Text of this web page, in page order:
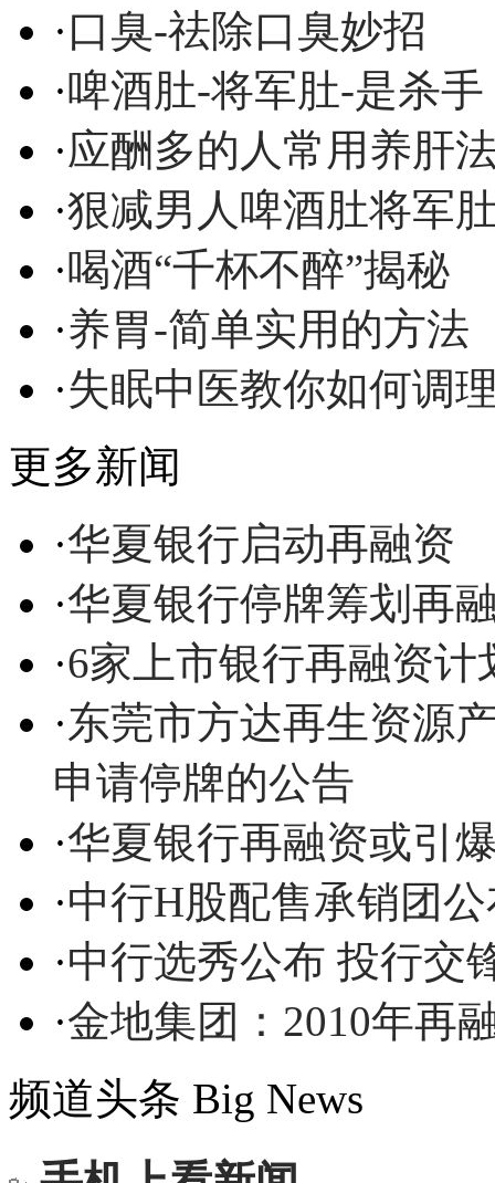
·口臭-祛除口臭妙招
·啤酒肚-将军肚-是杀手
·应酬多的人常用养肝
·狠减男人啤酒肚将军
·喝酒“千杯不醉”揭秘
·养胃-简单实用的方法
·失眠中医教你如何调
更多新闻
·华夏银行启动再融资
·华夏银行停牌筹划再
·6家上市银行再融资计
·东莞市方达再生资源
申请停牌的公告
·华夏银行再融资或引
·中行H股配售承销团
·中行选秀公布 投行交
·金地集团：2010年再
频道头条 Big News